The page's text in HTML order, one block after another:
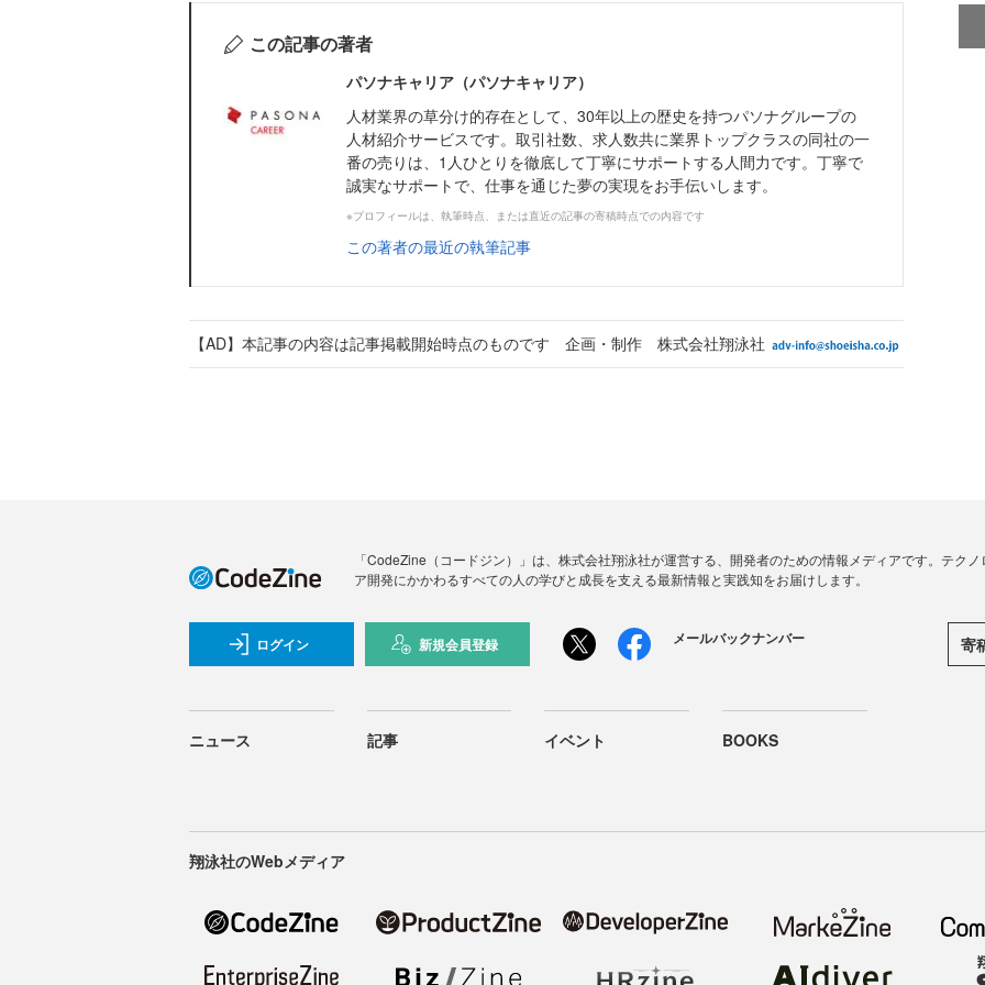
この記事の著者
パソナキャリア（パソナキャリア）
人材業界の草分け的存在として、30年以上の歴史を持つパソナグループの
人材紹介サービスです。取引社数、求人数共に業界トップクラスの同社の一
番の売りは、1人ひとりを徹底して丁寧にサポートする人間力です。丁寧で
誠実なサポートで、仕事を通じた夢の実現をお手伝いします。
※プロフィールは、執筆時点、または直近の記事の寄稿時点での内容です
この著者の最近の執筆記事
【AD】本記事の内容は記事掲載開始時点のものです 企画・制作 株式会社翔泳社
「CodeZine（コードジン）」は、株式会社翔泳社が運営する、開発者のための情報メディアです。テク
ア開発にかかわるすべての人の学びと成長を支える最新情報と実践知をお届けします。
ログイン 新規会員登録 メールバックナンバー 寄
ニュース 記事 イベント BOOKS
翔泳社のWebメディア